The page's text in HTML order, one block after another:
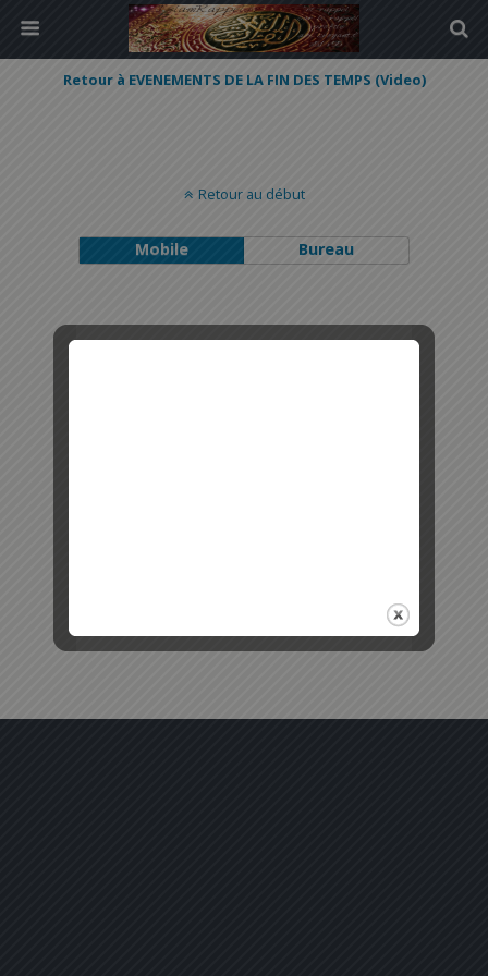
Retour à EVENEMENTS DE LA FIN DES TEMPS (Video)
Retour au début
Mobile Bureau